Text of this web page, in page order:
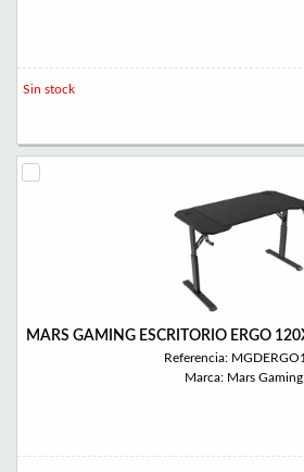
Sin stock
MARS GAMING ESCRITORIO ERGO
Referencia:
Marca: Mars Gaming